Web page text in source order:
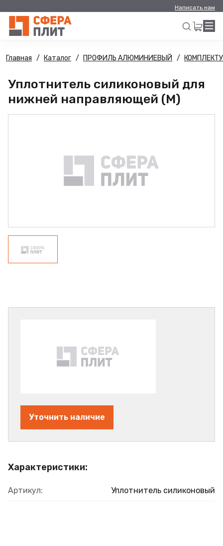
Написать нам
Искать
Главная Каталог ПРОФИЛЬ АЛЮМИНИЕВЫЙ
Уплотнитель силиконовый для
нижней направляющей (М)
Характеристики:
Артикул: Уплотнитель силиконовый
Уточнить наличие